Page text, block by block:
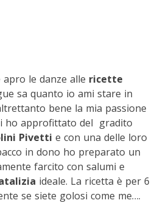
le danze alle ricette
sa quanto io ami stare in
bene la mia passione
ho approfittato del gradito
Pivettie con una delle loro
in dono ho preparato un
farcito con salumi e
ideale. La ricetta è per 6
se siete golosi come me….